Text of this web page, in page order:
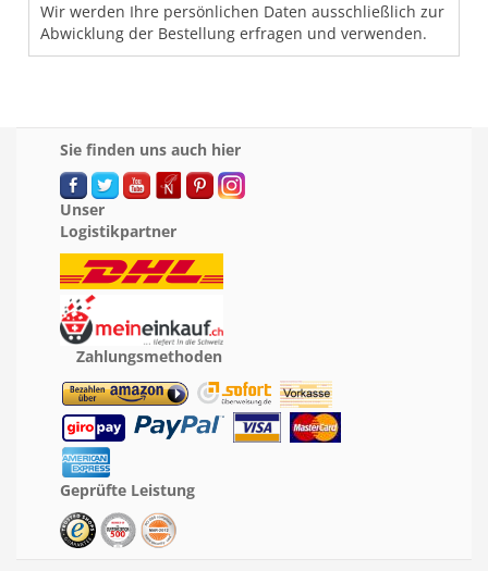
Wir werden Ihre persönlichen Daten ausschließlich zur
Abwicklung der Bestellung erfragen und verwenden.
Sie finden uns auch hier
Unser
Logistikpartner
Zahlungsmethoden
Geprüfte Leistung